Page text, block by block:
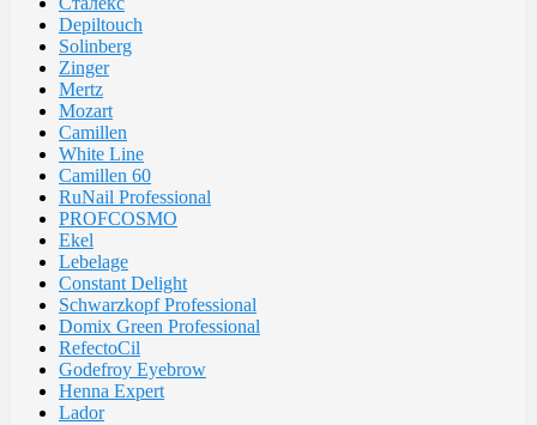
Depiltouch
Solinberg
Zinger
Mertz
Mozart
Camillen
White Line
Camillen 60
RuNail Professional
PROFCOSMO
Ekel
Lebelage
Constant Delight
Schwarzkopf Professional
Domix Green Professional
RefectoCil
Godefroy Eyebrow
Henna Expert
Lador